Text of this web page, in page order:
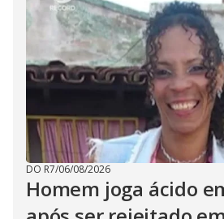
DO R7/06/08/2026
Homem joga ácido